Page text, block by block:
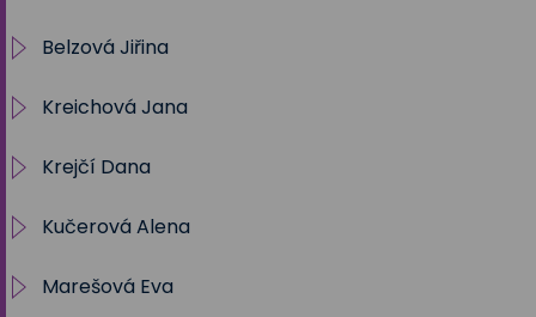
Belzová Jiřina
1.A 2025/2026
Kreichová Jana
2025/2026 - 5. B
Krejčí Dana
Archiv 2012/13 - 5. A
Archiv 2013/14 - 1. A
Kučerová Alena
Archiv 1. A - 2023/2024
Marešová Eva